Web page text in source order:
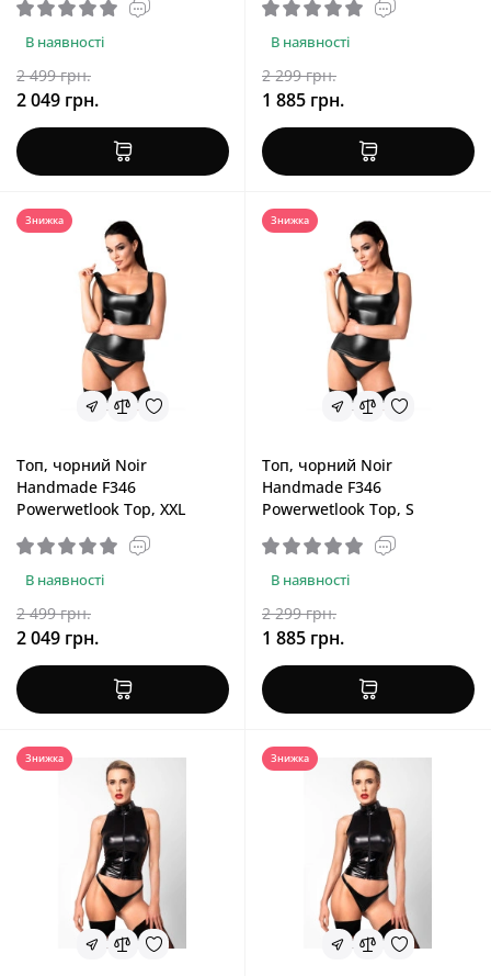
В наявності
2 499 грн.
2 049 грн.
В наявності
2 299 грн.
1 885 грн.
Знижка
Топ, чорний Noir
Handmade F346
Powerwetlook Top, XXL
В наявності
2 499 грн.
2 049 грн.
Знижка
Топ, чорний Noir
Handmade F346
Powerwetlook Top, S
В наявності
2 299 грн.
1 885 грн.
Знижка Знижка